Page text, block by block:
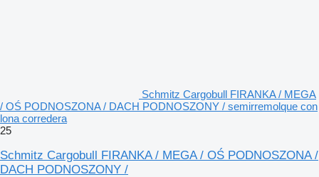
Schmitz Cargobull FIRANKA / MEGA
/ OŚ PODNOSZONA / DACH PODNOSZONY / semirremolque con
lona corredera
25
Schmitz Cargobull FIRANKA / MEGA / OŚ PODNOSZONA /
DACH PODNOSZONY /